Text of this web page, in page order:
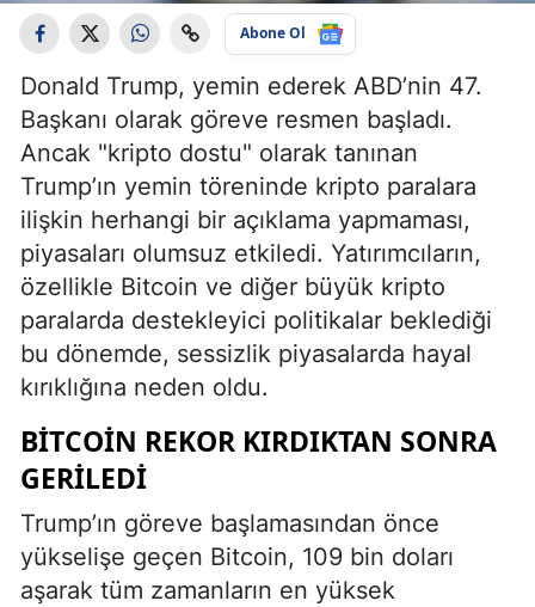
Abone Ol
Donald Trump, yemin ederek ABD’nin 47.
Başkanı olarak göreve resmen başladı.
Ancak "kripto dostu" olarak tanınan
Trump’ın yemin töreninde kripto paralara
ilişkin herhangi bir açıklama yapmaması,
piyasaları olumsuz etkiledi. Yatırımcıların,
özellikle Bitcoin ve diğer büyük kripto
paralarda destekleyici politikalar beklediği
bu dönemde, sessizlik piyasalarda hayal
kırıklığına neden oldu.
BITCOIN REKOR KIRDIKTAN SONRA
GERILEDI
Trump’ın göreve başlamasından önce
yükselişe geçen Bitcoin, 109 bin doları
aşarak tüm zamanların en yüksek